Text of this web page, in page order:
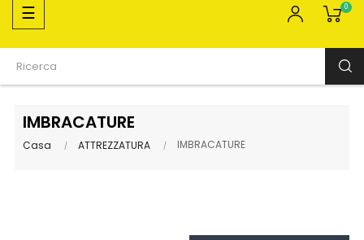
navigazione
Toggle
☰ 0
IMBRACATURE
Casa ATTREZZATURA IMBRACATURE